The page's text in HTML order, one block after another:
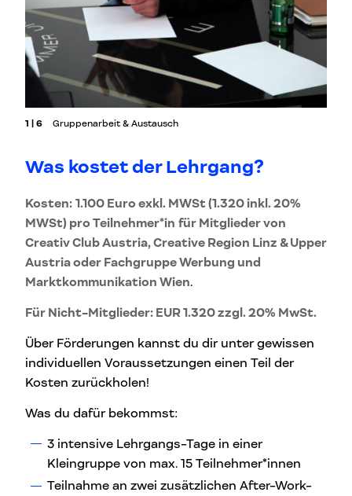
1 | 6 Gruppenarbeit & Austausch
Was kostet der Lehrgang?
Kosten: 1.100 Euro exkl. MWSt (1.320 inkl. 20%
MWSt) pro Teilnehmer*in für Mitglieder von
Creativ Club Austria, Creative Region Linz & Upper
Austria oder Fachgruppe Werbung und
Marktkommunikation Wien.
Für Nicht-Mitglieder: EUR 1.320 zzgl. 20% MwSt.
Über Förderungen kannst du dir unter gewissen
individuellen Voraussetzungen einen Teil der
Kosten zurückholen!
Was du dafür bekommst:
3 intensive Lehrgangs-Tage in einer
Kleingruppe von max. 15 Teilnehmer*innen
Teilnahme an zwei zusätzlichen After-Work-